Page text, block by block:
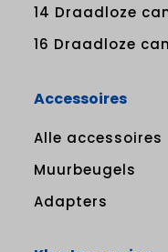
14 Draadloze
16 Draadloze
Accessoires
Alle accessoires
Muurbeugels
Adapters